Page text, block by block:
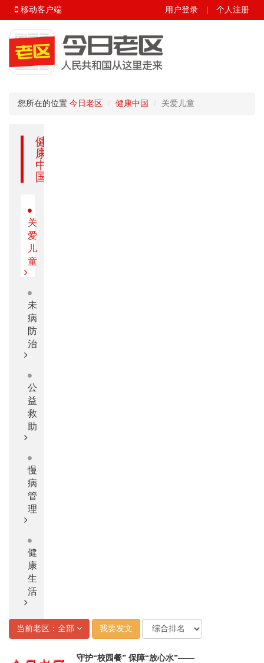
用户登录 个人注册
移动客户端
您所在的位置 今日老区 健康中国 关爱儿童
健
康
中
国
关
爱
儿
童
未
病
防
治
公
益
救
助
慢
病
管
理
健
康
生
活
当前老区：全部 我要发文
守护“校园餐” 保障“放心水”——